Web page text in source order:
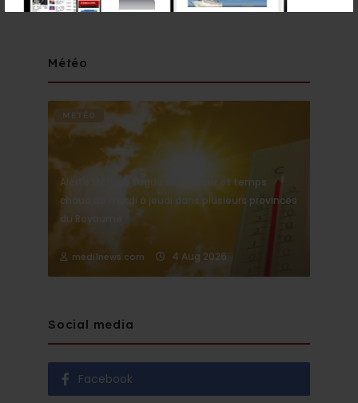
Météo
METÉO
Alerte Météo : Vague de chaleur et temps
chaud de mardi à jeudi dans plusieurs provinces
du Royaume
medi1news.com 4 Aug 2026
Social media
Facebook